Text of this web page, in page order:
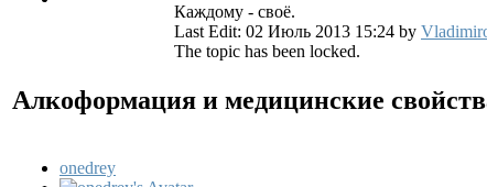
Каждому - своё.
Last Edit: 02 Июль 2013 15:24 by
The topic has been locked.
Алкоформация и медицинские
onedrey